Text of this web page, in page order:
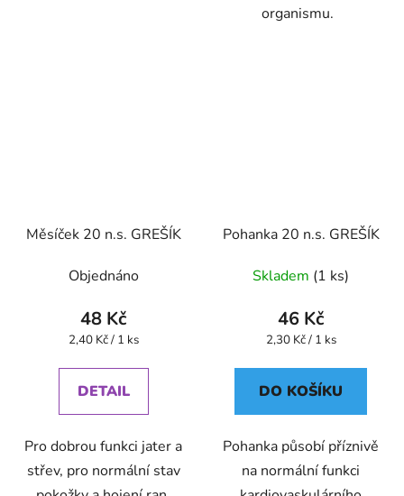
organismu.
Měsíček 20 n.s. GREŠÍK
Objednáno
48 Kč
Měrná
2,40 Kč / 1 ks
DETAIL
Pro dobrou funkci jater a
střev, pro normální stav
Pohanka 20 n.s. GREŠÍK
Skladem (1 ks)
46 Kč
Měrná
2,30 Kč / 1 ks
DO KOŠÍKU
Pohanka působí příznivě
na normální funkci